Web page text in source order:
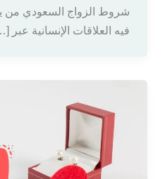
شروط الزواج السعودي من
فيه العلاقات الإنسانية عبر